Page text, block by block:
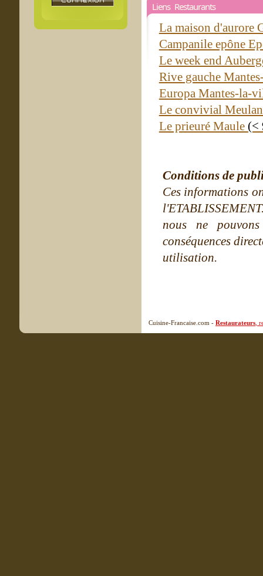
Liens Restaurants
La maison d'aurore
Campanile epône
Le week end
Rive gauche
Europa Mantes-la-
Le convivial
Le prieuré Maule (<
Conditions de
Ces informations
nous ne
conséquences
utilisation.
Cuisine-Francaise.com - Restaurateurs ,